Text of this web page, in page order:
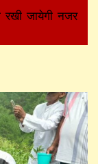
रखी जायेगी नजर